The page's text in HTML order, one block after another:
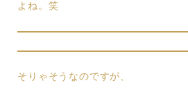
よね。笑
そりゃそうなのですが、